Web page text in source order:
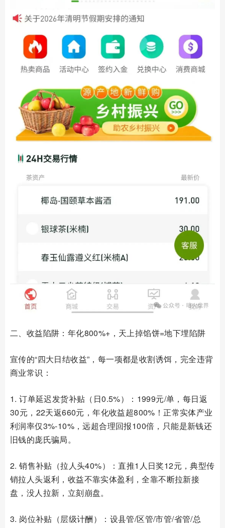
二、收益陷阱：年化800%+，天上掉馅饼=地下埋陷阱
宣传的“四大日结收益”，每一项都是收割诱饵，完全违背
商业常识：
1. 订单延迟发货补贴（日0.5%）：1999元/单，每日返
30元，22天返660元，年化收益超800%！正常实体产业
利润率仅3%-10%，远超合理回报100倍，只能是新钱还
旧钱的庞氏骗局。
2. 销售补贴（拉人头40%）：直推1人日奖12元，典型传
销拉人头返利，收益不靠实体盈利，全靠不断拉新接
盘，没人拉新，立刻崩盘。
3. 岗位补贴（层级计酬）：设县管/区管/市管/省管/总